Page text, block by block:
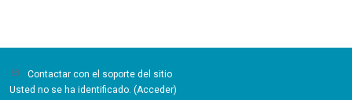
Contactar con el soporte del sitio
Usted no se ha identificado. (Acceder)